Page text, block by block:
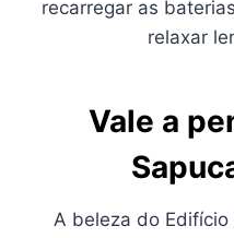
recarregar as
relaxar
Vale a
A beleza do Edifício